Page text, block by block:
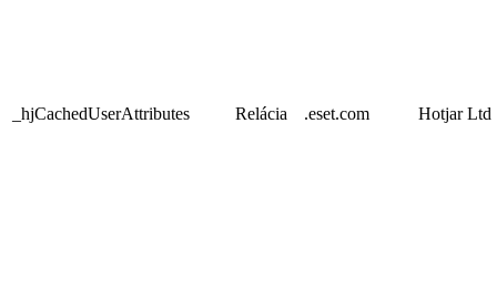
_hjCachedUserAttributes Relácia .eset.com Hotjar Ltd